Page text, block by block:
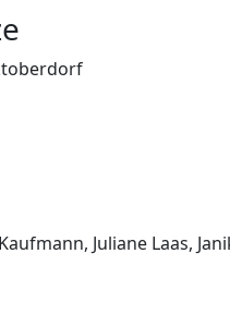
Juliane Laas,